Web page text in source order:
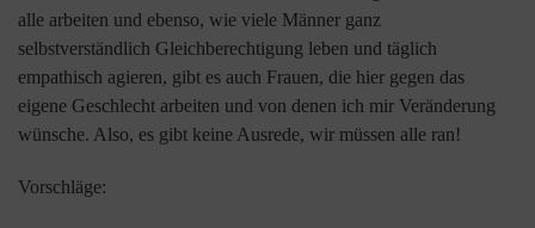
alle arbeiten und ebenso, wie viele Männer ganz
selbstverständlich Gleichberechtigung leben und täglich
empathisch agieren, gibt es auch Frauen, die hier gegen das
eigene Geschlecht arbeiten und von denen ich mir Veränderung
wünsche. Also, es gibt keine Ausrede, wir müssen alle ran!
Vorschläge: